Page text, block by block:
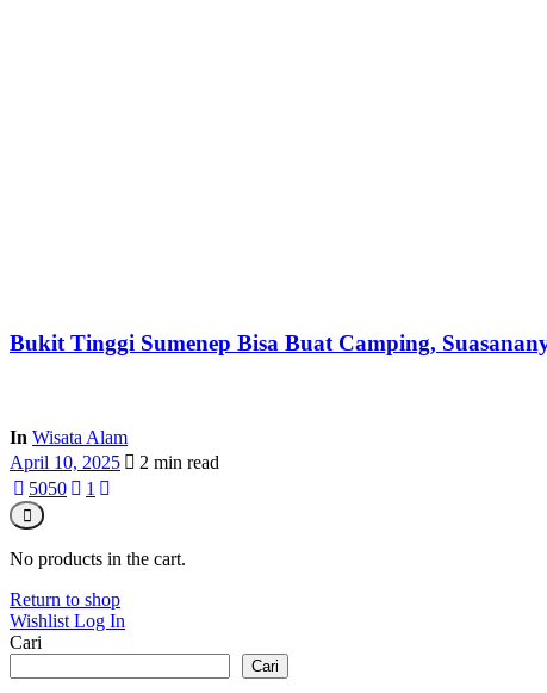
Bukit Tinggi Sumenep Bisa Buat Camping,
In Wisata Alam
April 10, 2025
2 min read
5050 1
No products in the cart.
Return to shop
Wishlist Log In
Cari
Cari